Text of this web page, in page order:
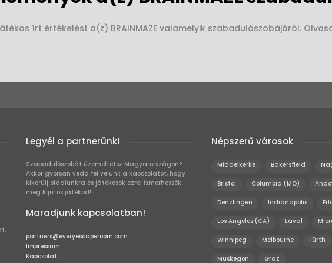
írt értékelést a(z) BRAINMAZE valamelyik szabadulószobájáról.
Legyél a partnerünk!
Szabadulószobát üzemeltetsz Magyarországon?
Akkor gyorsan vedd fel velünk a kapcsolatot, hogy
kikerülj oldalunkra és játékosok ezrei ismerhessék
meg kijutós játékod!
Maradjunk kapcsolatban!
partners@everyescaperoom.com
Impressum
Kapcsolat
Népszerű városok
Middelkerke Bakersfield
Bristol Columbia (MO)
Denzlingen Indianapolis
Los Angeles (CA) Laval
Winnipeg Melbourne Fürth
Muskegon Graz